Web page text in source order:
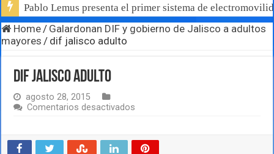
Pablo Lemus presenta el primer sistema de
Home/ Galardonan DIF y gobierno de Jalisco a adultos
mayores / dif jalisco adulto
dif jalisco adulto
agosto 28, 2015
Comentarios desactivados
adulto